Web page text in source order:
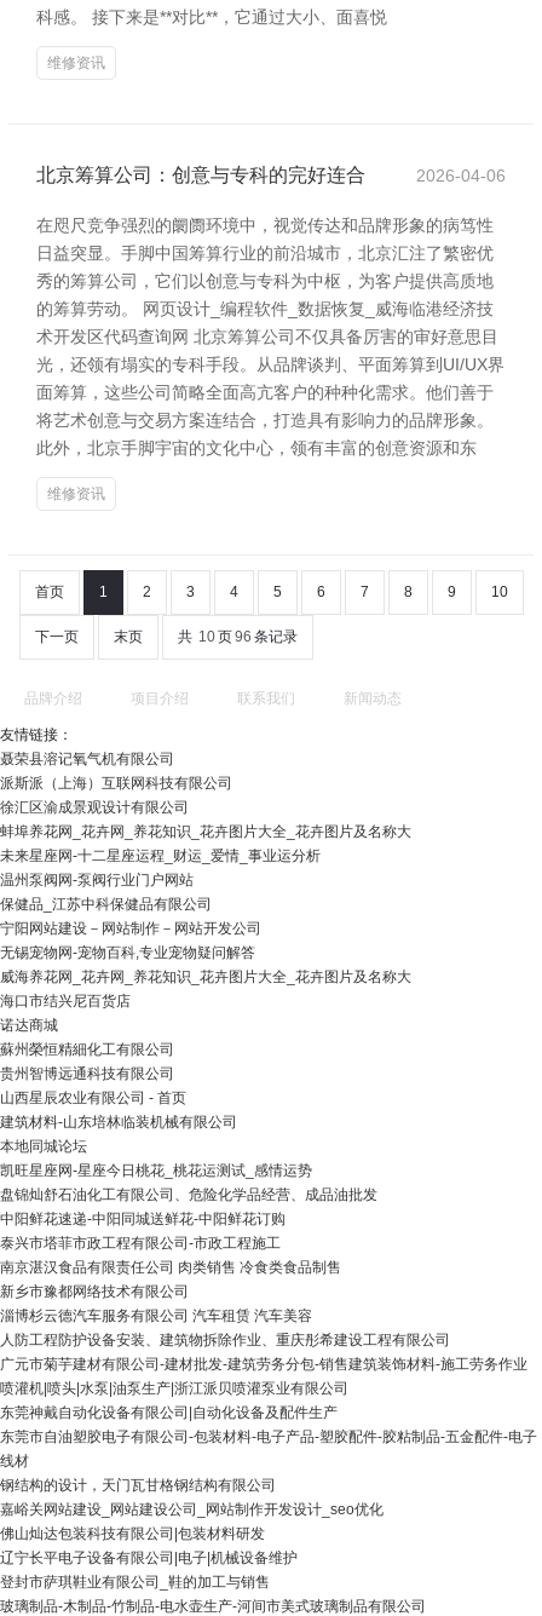
科感。 接下来是**对比**，它通过大小、面喜悦
维修资讯
北京筹算公司：创意与专科的完好连合 2026-04-06
在咫尺竞争强烈的阛阓环境中，视觉传达和品牌形象的病笃性
日益突显。手脚中国筹算行业的前沿城市，北京汇注了繁密优
秀的筹算公司，它们以创意与专科为中枢，为客户提供高质地
的筹算劳动。 网页设计_编程软件_数据恢复_威海临港经济技
术开发区代码查询网 北京筹算公司不仅具备厉害的审好意思目
光，还领有塌实的专科手段。从品牌谈判、平面筹算到UI/UX界
面筹算，这些公司简略全面高亢客户的种种化需求。他们善于
将艺术创意与交易方案连结合，打造具有影响力的品牌形象。
此外，北京手脚宇宙的文化中心，领有丰富的创意资源和东
维修资讯
首页 1 2 3 4 5 6 7 8 9 10
下一页 末页 共 10页96 条记录
品牌介绍 项目介绍 联系我们 新闻动态
友情链接：
聂荣县溶记氧气机有限公司
派斯派（上海）互联网科技有限公司
徐汇区渝成景观设计有限公司
蚌埠养花网_花卉网_养花知识_花卉图片大全_花卉图片及名称大
未来星座网-十二星座运程_财运_爱情_事业运分析
温州泵阀网-泵阀行业门户网站
保健品_江苏中科保健品有限公司
宁阳网站建设－网站制作－网站开发公司
无锡宠物网-宠物百科,专业宠物疑问解答
威海养花网_花卉网_养花知识_花卉图片大全_花卉图片及名称大
海口市结兴尼百货店
诺达商城
蘇州榮恒精細化工有限公司
贵州智博远通科技有限公司
山西星辰农业有限公司 - 首页
建筑材料-山东培林临装机械有限公司
本地同城论坛
凯旺星座网-星座今日桃花_桃花运测试_感情运势
盘锦灿舒石油化工有限公司、危险化学品经营、成品油批发
中阳鲜花速递-中阳同城送鲜花-中阳鲜花订购
泰兴市塔菲市政工程有限公司-市政工程施工
南京湛汉食品有限责任公司 肉类销售 冷食类食品制售
新乡市豫都网络技术有限公司
淄博杉云德汽车服务有限公司 汽车租赁 汽车美容
人防工程防护设备安装、建筑物拆除作业、重庆彤希建设工程有限公司
广元市菊芋建材有限公司-建材批发-建筑劳务分包-销售建筑装饰材料-施工劳务作业
喷灌机|喷头|水泵|油泵生产|浙江派贝喷灌泵业有限公司
东莞神戴自动化设备有限公司|自动化设备及配件生产
东莞市自油塑胶电子有限公司-包装材料-电子产品-塑胶配件-胶粘制品-五金配件-电子
线材
钢结构的设计，天门瓦甘格钢结构有限公司
嘉峪关网站建设_网站建设公司_网站制作开发设计_seo优化
佛山灿达包装科技有限公司|包装材料研发
辽宁长平电子设备有限公司|电子|机械设备维护
登封市萨琪鞋业有限公司_鞋的加工与销售
玻璃制品-木制品-竹制品-电水壶生产-河间市美式玻璃制品有限公司